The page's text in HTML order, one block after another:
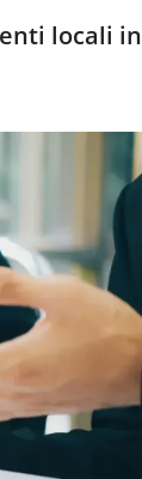
locali in